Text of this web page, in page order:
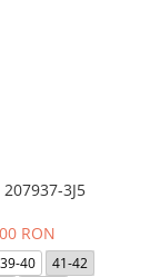
3J5
RON
39-40
41-42